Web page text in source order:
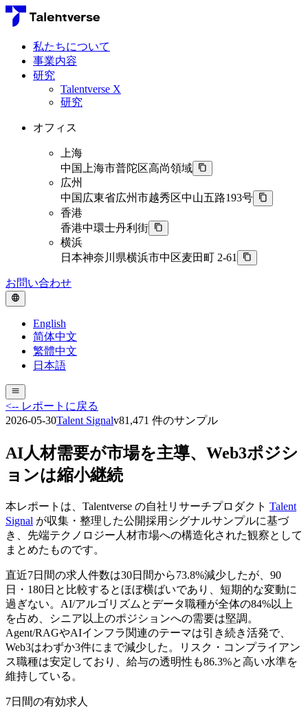
私たちについて
事業内容
研究
Talentverse X
研究
オフィス
上海
中国上海市普陀区高尚領域
広州
中国広東省広州市越秀区中山五路193号
香港
香港中環士丹利街
横浜
日本神奈川県横浜市中区麦田町 2-61
お問い合わせ
English
简体中文
繁體中文
日本語
<-- レポートに戻る
2026-05-30Talent Signalv81,471 件のサンプル
AI人材需要が市場を主導、Web3ポジシ
ョンは縮小継続
本レポートは、Talentverse の自社リサーチプロダクト Talent
Signal が収集・整理した公開採用シグナルサンプルに基づ
き、先端テクノロジー人材市場への構造化された観察として
まとめたものです。
直近7日間の求人件数は30日間から73.8%減少したが、90
日・180日と比較するとほぼ横ばいであり、短期的な変動に
過ぎない。AI/アルゴリズムとデータ職種が全体の84%以上
を占め、シニア以上のポジションへの需要は堅調。
Agent/RAGやAIインフラ関連のテーマは引き続き活発で、
Web3はわずか3件にまで減少した。リスク・コンプライアン
ス職種は安定しており、給与の透明性も86.3%と高い水準を
維持している。
7日間の有効求人